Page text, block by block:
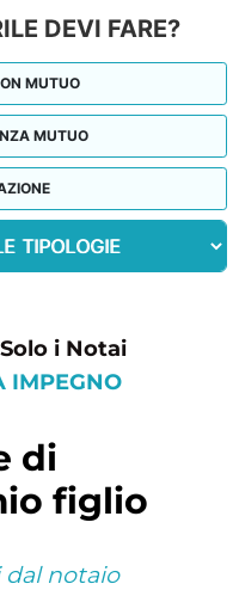
DEVI FARE?
MUTUO
MUTUO
i Notai
IMPEGNO
figlio
dal notaio